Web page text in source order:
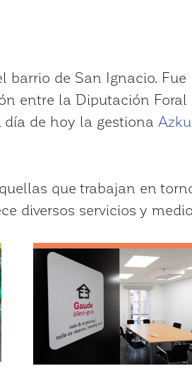
barrio de San Ignacio. Fue
entre la Diputación Foral
de hoy la gestiona
que trabajan en
diversos servicios y